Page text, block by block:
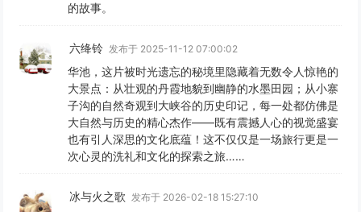
的故事。
六绛铃 发布于 2025-11-12 07:00:02
华池，这片被时光遗忘的秘境里隐藏着无数令人惊艳的
大景点：从壮观的丹霞地貌到幽静的水墨田园；从小寨
子沟的自然奇观到大峡谷的历史印记，每一处都仿佛是
大自然与历史的精心杰作——既有震撼人心的视觉盛宴
也有引人深思的文化底蕴！这不仅仅是一场旅行更是一
次心灵的洗礼和文化的探索之旅……
冰与火之歌 发布于 2026-02-18 15:27:10